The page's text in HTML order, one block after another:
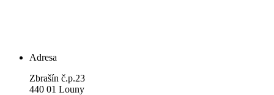
Adresa
Zbrašín č.p.23
440 01 Louny